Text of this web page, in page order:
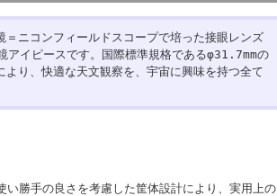
ニコンフィールドスコープで培った接眼レンズ
アイピースです。国際標準規格であるφ31.7mmの
り、快適な天文観察を、宇宙に興味を持つ全て
勝手の良さを考慮した筐体設計により、実用上の